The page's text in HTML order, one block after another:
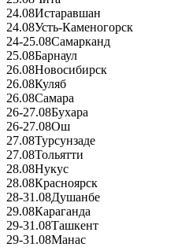
24.08Истаравшан
24.08Усть-Каменогорск
24-25.08Самарканд
25.08Барнаул
26.08Новосибирск
26.08Куляб
26.08Самара
26-27.08Бухара
26-27.08Ош
27.08Турсунзаде
27.08Тольятти
28.08Нукус
28.08Красноярск
28-31.08Душанбе
29.08Караганда
29-31.08Ташкент
29-31.08Манас